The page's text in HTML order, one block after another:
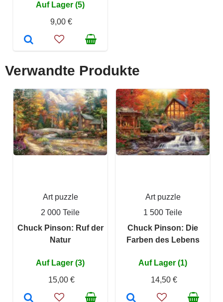
Auf Lager (5)
9,00 €
Verwandte Produkte
Art puzzle
2 000 Teile
Chuck Pinson: Ruf der
Natur
Auf Lager (3)
15,00 €
Art puzzle
1 500 Teile
Chuck Pinson: Die
Farben des Lebens
Auf Lager (1)
14,50 €